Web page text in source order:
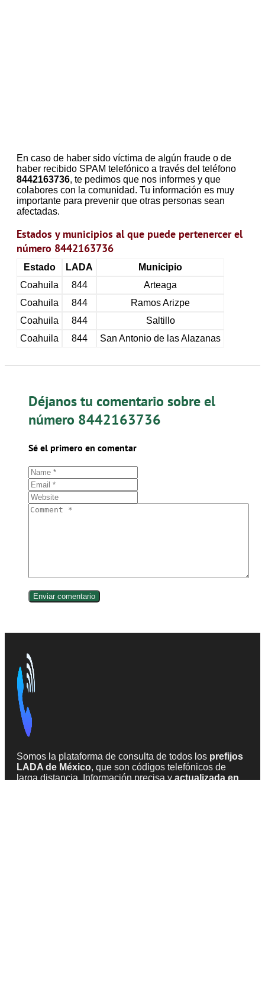
En caso de haber sido víctima de algún fraude o de
haber recibido SPAM telefónico a través del teléfono
8442163736, te pedimos que nos informes y que
colabores con la comunidad. Tu información es muy
importante para prevenir que otras personas sean
afectadas.
Estados y municipios al que puede pertenercer el
número 8442163736
Estado LADA
Municipio
Coahuila
844
Arteaga
Coahuila
844
Ramos Arizpe
Coahuila
844
Saltillo
Coahuila
844 San Antonio de las Alazanas
Déjanos tu comentario sobre el
número 8442163736
Sé el primero en comentar
Somos la plataforma de consulta de todos los prefijos
LADA de México, que son códigos telefónicos de
larga distancia. Información precisa yactualizada en